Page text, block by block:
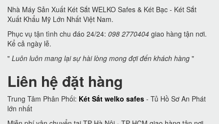
Nhà Máy Sản Xuất Két Sắt WELKO Safes & Két Bạc - Két Sắt
Xuất Khẩu Mỹ Lớn Nhất Việt Nam.
Phục vụ tận tình chu đáo 24/24: 098 2770404 giao hàng tận nơi.
Kể cả ngày lễ.
" Luôn luôn mang lại sự hài lòng mong đợi đến khách hàng "
Liên hệ đặt hàng
Trung Tâm Phân Phối: Két Sắt welko safes - Tủ Hồ Sơ An Phát
lớn nhất